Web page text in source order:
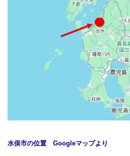
水俣市の位置 Googleマップより